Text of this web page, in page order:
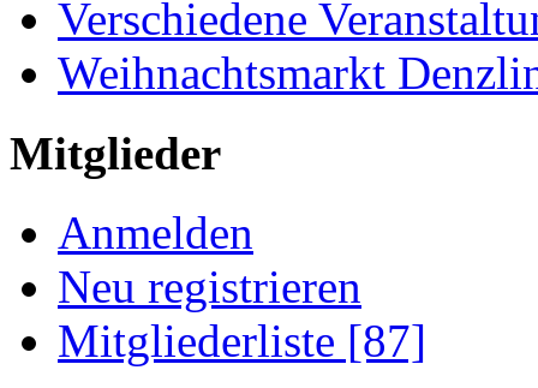
Verschiedene
Weihnachtsmarkt
Mitglieder
Anmelden
Neu registrieren
Mitgliederliste [87]